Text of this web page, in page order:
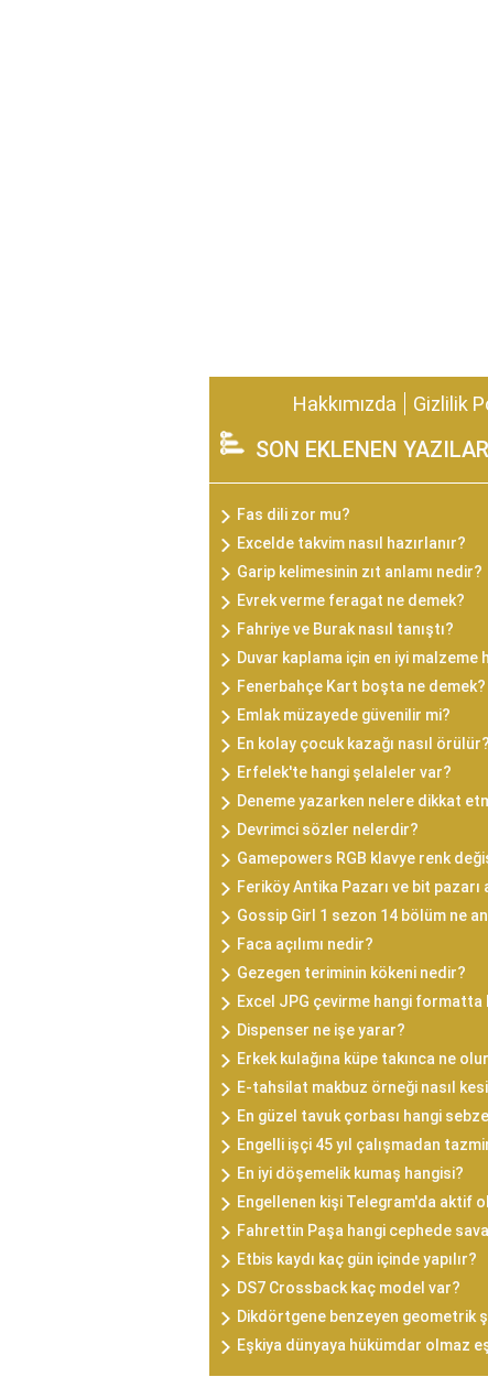
Hakkımızda Gizlilik
SON EKLENEN YAZILAR
Fas dili zor mu?
Excelde takvim nasıl hazırlanır?
Garip kelimesinin zıt anlamı nedir?
Evrek verme feragat ne demek?
Fahriye ve Burak nasıl tanıştı?
Duvar kaplama için en iyi malzeme
Fenerbahçe Kart boşta ne demek?
Emlak müzayede güvenilir mi?
En kolay çocuk kazağı nasıl örülür?
Erfelek'te hangi şelaleler var?
Deneme yazarken nelere dikkat
Devrimci sözler nelerdir?
Gamepowers RGB klavye renk
Feriköy Antika Pazarı ve bit pazarı
Gossip Girl 1 sezon 14 bölüm ne
Faca açılımı nedir?
Gezegen teriminin kökeni nedir?
Excel JPG çevirme hangi formatta
Dispenser ne işe yarar?
Erkek kulağına küpe takınca ne
E-tahsilat makbuz örneği nasıl
En güzel tavuk çorbası hangi
Engelli işçi 45 yıl çalışmadan
En iyi döşemelik kumaş hangisi?
Engellenen kişi Telegram'da aktif
Fahrettin Paşa hangi cephede
Etbis kaydı kaç gün içinde yapılır?
DS7 Crossback kaç model var?
Dikdörtgene benzeyen geometrik
Eşkiya dünyaya hükümdar olmaz